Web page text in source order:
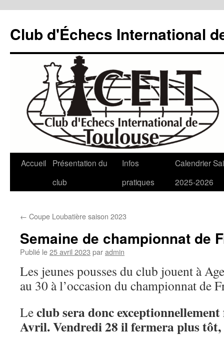
contenu
Club d'Échecs International
Accueil
Présentation du
club
Infos
pratiques
Calendrier
2025-2026
← Coupe Loubatière saison 2023
Semaine de championnat de
Publié le25 avril 2023 paradmin
Les jeunes pousses du club jouent à
au 30 à l’occasion du championnat de
Leclub sera donc
Avril. Vendredi 28 il fermera plus tôt,